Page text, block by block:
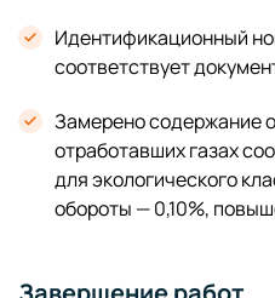
Идентификационный
соответствует
Замерено содержание
отработавших газах
для экологического
обороты — 0,10%,